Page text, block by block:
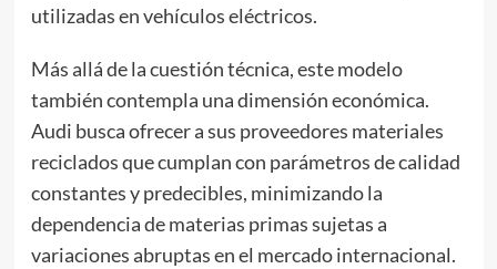
utilizadas en vehículos eléctricos.
Más allá de la cuestión técnica, este modelo
también contempla una dimensión económica.
Audi busca ofrecer a sus proveedores materiales
reciclados que cumplan con parámetros de calidad
constantes y predecibles, minimizando la
dependencia de materias primas sujetas a
variaciones abruptas en el mercado internacional.